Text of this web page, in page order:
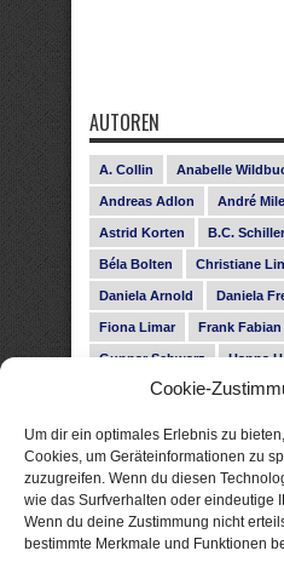
Cookie-
Um dir ein optimales Erlebnis zu
Cookies, um Geräteinformationen zu
zuzugreifen. Wenn du diesen
wie das Surfverhalten oder eindeutige
Wenn du deine Zustimmung nicht
bestimmte Merkmale und Funktionen
AUTOREN
A. Collin Anabelle
Andreas Adlon André
Astrid Korten B.C. Schiller
Béla Bolten Christiane
Daniela Arnold Daniela
Fiona Limar Frank Fabian
Gunnar Schwarz Hanna
Heike Fröhling Ina Glahe
Leonie Haubrich Lilly
Malin Blunk Marcus
Melisa Schwermer Nele
Noah Fitz Nora Amelie